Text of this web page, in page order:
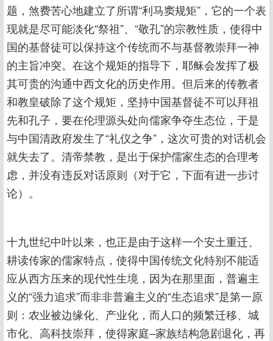
题，煞费苦心地建立了所谓“利马窦规矩”，它的一个表
现就是尽可能淡化“祭祖”、“敬孔”的宗教性质，使得中
国的基督徒可以保持这个传统而不与基督教崇拜一神
的主旨冲突。在这个规矩的指导下，耶稣会发挥了极
其可贵的沟通中西文化的历史作用。但后来的传教者
和教皇破除了这个规矩，坚持中国基督徒不可以拜祖
先和孔子，要在伦理源头处向儒家争夺生态位，于是
与中国清政府发生了“礼仪之争”，这次可贵的对话机会
就失去了。清帝禁教，是出于保护儒家生态的合理考
虑，并没有违反对话原则（对于它，下面有进一步讨
论）。
十九世纪中叶以来，也正是由于这样一个安土重迁、
耕读传家的儒家特点，使得中国传统文化特别不能适
应从西方压来的现代性生境，因为在那里面，普遍主
义的“强力追求”而非非普遍主义的“生态追求”是第一原
则：农业被边缘化、产业化，而人口的频繁迁移、城
市化、高科技崇拜，使得家庭–家族结构急剧退化，再